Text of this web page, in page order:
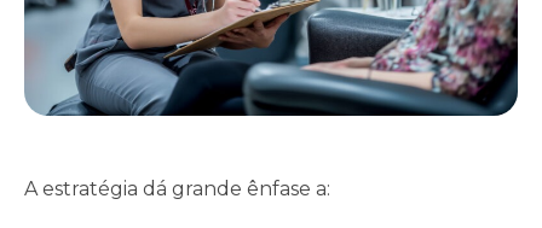
A estratégia dá grande ênfase a: